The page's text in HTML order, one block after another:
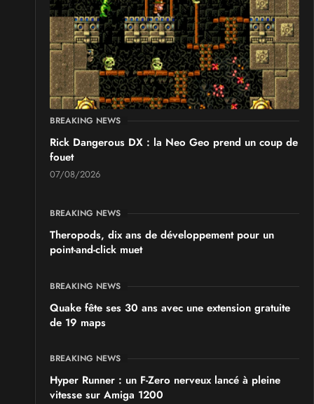
SALONS & CONVENTIONS GEEKS
Japan Manga Wave Colmar 2026
les 19 et 20 septembre 2026 - à Colmar
BREAKING NEWS
Rick Dangerous DX : la Neo Geo prend un coup de
fouet
07/08/2026
BREAKING NEWS
Theropods, dix ans de développement pour un
point-and-click muet
BREAKING NEWS
Quake fête ses 30 ans avec une extension gratuite
de 19 maps
BREAKING NEWS
Hyper Runner : un F-Zero nerveux lancé à pleine
vitesse sur Amiga 1200